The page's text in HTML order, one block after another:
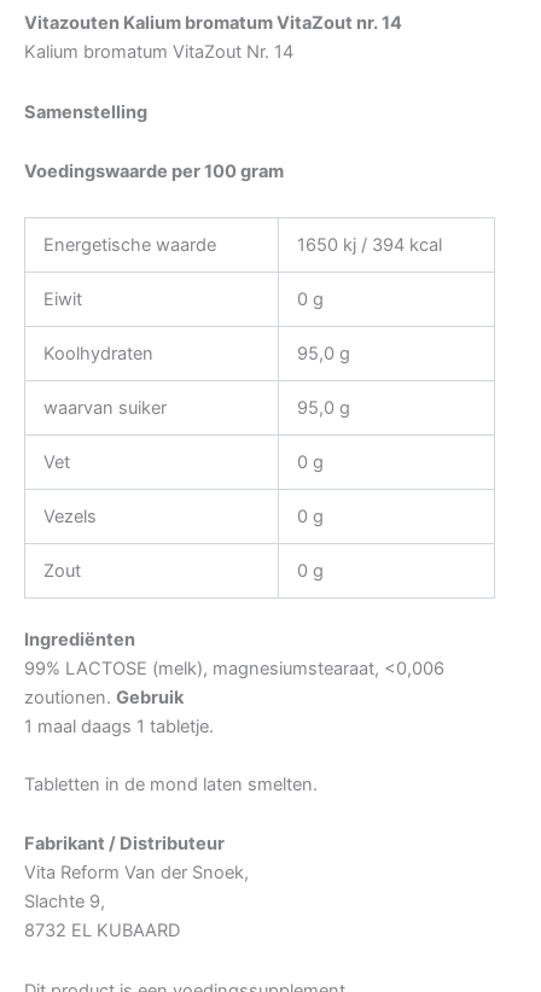
Vitazouten Kalium bromatum VitaZout nr. 14
Kalium bromatum VitaZout Nr. 14
Samenstelling
Voedingswaarde per 100 gram
Energetische waarde 1650 kj / 394 kcal
Eiwit 0 g
Koolhydraten 95,0 g
waarvan suiker 95,0 g
Vet 0 g
Vezels 0 g
Zout 0 g
Ingrediënten
99% LACTOSE (melk), magnesiumstearaat, <0,006
zoutionen. Gebruik
1 maal daags 1 tabletje.
Tabletten in de mond laten smelten.
Fabrikant / Distributeur
Vita Reform Van der Snoek,
Slachte 9,
8732 EL KUBAARD